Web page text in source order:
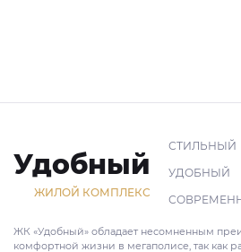
Удобный
ЖИЛОЙ КОМПЛЕКС
СТИЛЬНЫЙ
УДОБНЫЙ
ЖК «Удобный» обладает несомненным
комфортной жизни в мегаполисе, так как